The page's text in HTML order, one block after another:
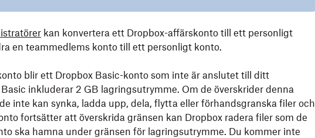
kan konvertera ett Dropbox-affärskonto till ett personligt
en teammedlems konto till ett personligt konto.
blir ett Dropbox Basic-konto som inte är anslutet till ditt
inkluderar 2 GB lagringsutrymme. Om de överskrider denna
inte kan synka, ladda upp, dela, flytta eller förhandsgranska filer och
fortsätter att överskrida gränsen kan Dropbox radera filer som de
ska hamna under gränsen för lagringsutrymme. Du kommer inte